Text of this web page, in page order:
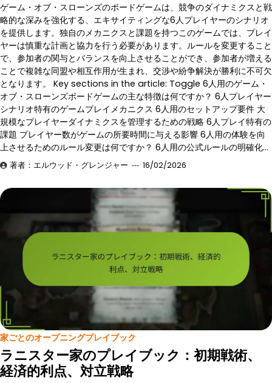
ゲーム・オブ・スローンズのボードゲームは、競争のダイナミクスと戦
略的な深みを強化する、エキサイティングな6人プレイヤーのシナリオ
を提供します。独自のメカニクスと課題を持つこのゲームでは、プレイ
ヤーは慎重な計画と協力を行う必要があります。ルールを変更すること
で、参加者の関与とバランスを向上させることができ、参加者が増える
ことで複雑な同盟や相互作用が生まれ、交渉や紛争解決が勝利に不可欠
となります。 Key sections in the article: Toggle 6人用のゲーム・
オブ・スローンズボードゲームの主な特徴は何ですか？ 6人プレイヤー
シナリオ特有のゲームプレイメカニクス 6人用のセットアップ要件 大
規模なプレイヤーダイナミクスを管理するための戦略 6人プレイ特有の
課題 プレイヤー数がゲームの所要時間に与える影響 6人用の体験を向
上させるためのルール変更は何ですか？ 6人用の公式ルールの明確化…
著者：エルウッド・グレンジャー 16/02/2026
家ごとのオープニングプレイブック
ラニスター家のプレイブック：初期戦術、
経済的利点、対立戦略